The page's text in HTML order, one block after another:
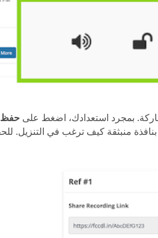
بمجرد استعدادك، اضغط علىحفظ